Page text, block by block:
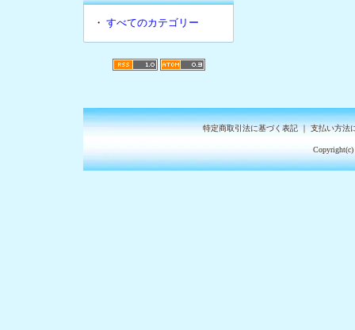
・ すべてのカテゴリー
特定商取引法に基づく表記｜支払い方法